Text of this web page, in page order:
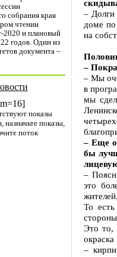
собрания края
чтении
2020 и плановый
годов. Один из
документа –
показы
назначьте показы,
поток
–
доме
на
–
– Мы
в
мы
– Еще
бы
–
это
То
Это то,
–